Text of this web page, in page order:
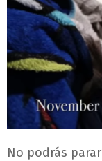
No podrás